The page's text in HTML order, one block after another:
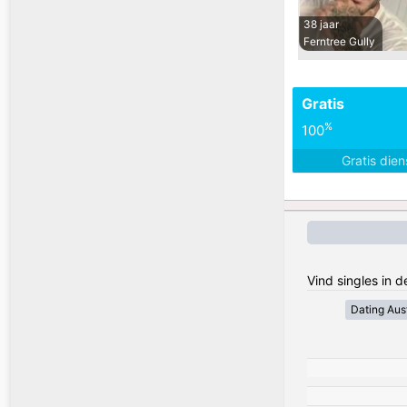
38 jaar
Ferntree Gully
Gratis
100%
Gratis
Vind singles in
Dating